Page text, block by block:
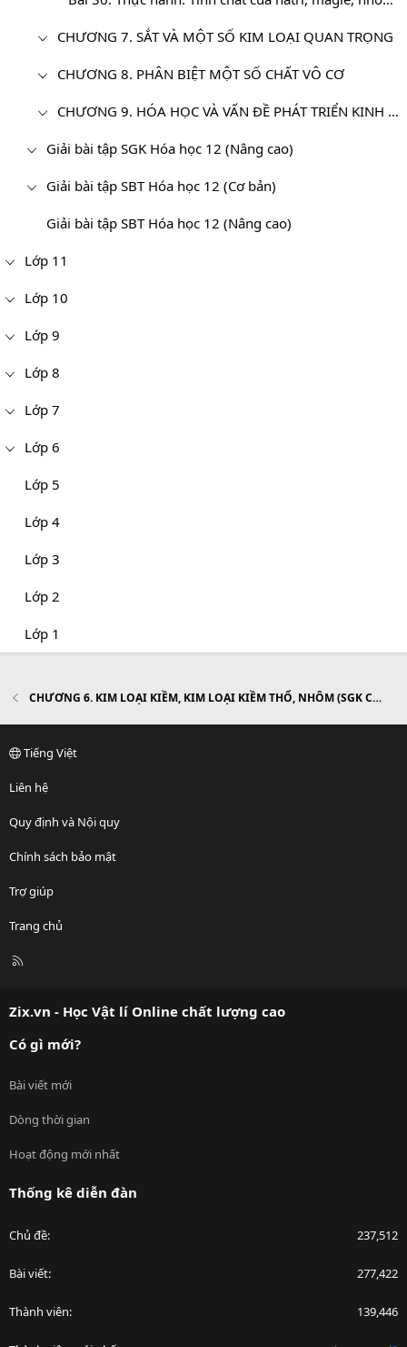
CHƯƠNG 7. SẮT VÀ MỘT SỐ KIM LOẠI QUAN TRỌNG
CHƯƠNG 8. PHÂN BIỆT MỘT SỐ CHẤT VÔ CƠ
CHƯƠNG 9. HÓA HỌC VÀ VẤN ĐỀ PHÁT TRIỂN KINH TẾ, XÃ HỘI, MÔI TRƯỜNG
Giải bài tập SGK Hóa học 12 (Nâng cao)
Giải bài tập SBT Hóa học 12 (Cơ bản)
Giải bài tập SBT Hóa học 12 (Nâng cao)
Lớp 11
Lớp 10
Lớp 9
Lớp 8
Lớp 7
Lớp 6
Lớp 5
Lớp 4
Lớp 3
Lớp 2
Lớp 1
CHƯƠNG 6. KIM LOẠI KIỀM, KIM LOẠI KIỀM THỔ, NHÔM (SGK Cơ bản)
Tiếng Việt
Liên hệ
Quy định và Nội quy
Chính sách bảo mật
Trợ giúp
Trang chủ
R
Zix.vn - Học Vật lí Online chất lượng cao
Có gì mới?
Bài viết mới
Dòng thời gian
Hoạt động mới nhất
Thống kê diễn đàn
Chủ đề 237,512
Bài viết 277,422
Thành viên 139,446